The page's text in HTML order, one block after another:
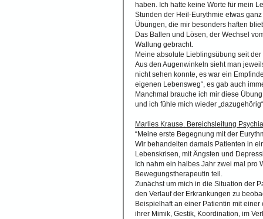
haben. Ich hatte keine Worte für mein
Stunden der Heil-Eurythmie etwas
Übungen, die mir besonders haften
Das Ballen und Lösen, der Wechsel
Wallung gebracht.
Meine absolute Lieblingsübung seit
Aus den Augenwinkeln sieht man
nicht sehen konnte, es war ein
eigenen Lebensweg“, es gab auch
Manchmal brauche ich mir diese
und ich fühle mich wieder
Marlies Krause. Bereichsleitung
“Meine erste Begegnung mit der
Wir behandelten damals Patienten in
Lebenskrisen, mit Ängsten und
Ich nahm ein halbes Jahr zwei mal pro
Bewegungstherapeutin teil.
Zunächst um mich in die Situation der
den Verlauf der Erkrankungen zu
Beispielhaft an einer Patientin mit
ihrer Mimik, Gestik, Koordination, im